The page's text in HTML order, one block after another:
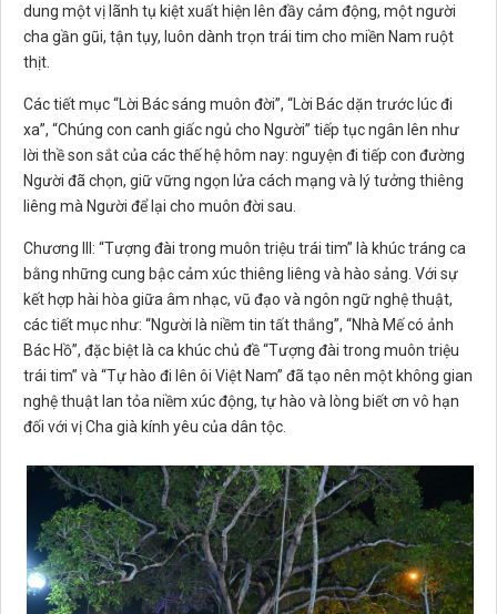
dung một vị lãnh tụ kiệt xuất hiện lên đầy cảm động, một người
cha gần gũi, tận tụy, luôn dành trọn trái tim cho miền Nam ruột
thịt.
Các tiết mục “Lời Bác sáng muôn đời”, “Lời Bác dặn trước lúc đi
xa”, “Chúng con canh giấc ngủ cho Người” tiếp tục ngân lên như
lời thề son sắt của các thế hệ hôm nay: nguyện đi tiếp con đường
Người đã chọn, giữ vững ngọn lửa cách mạng và lý tưởng thiêng
liêng mà Người để lại cho muôn đời sau.
Chương III: “Tượng đài trong muôn triệu trái tim” là khúc tráng ca
bằng những cung bậc cảm xúc thiêng liêng và hào sảng. Với sự
kết hợp hài hòa giữa âm nhạc, vũ đạo và ngôn ngữ nghệ thuật,
các tiết mục như: “Người là niềm tin tất thắng”, “Nhà Mế có ảnh
Bác Hồ”, đặc biệt là ca khúc chủ đề “Tượng đài trong muôn triệu
trái tim” và “Tự hào đi lên ôi Việt Nam” đã tạo nên một không gian
nghệ thuật lan tỏa niềm xúc động, tự hào và lòng biết ơn vô hạn
đối với vị Cha già kính yêu của dân tộc.